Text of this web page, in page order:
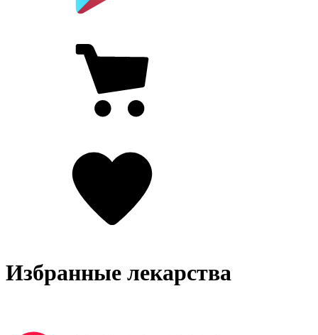
Избранные лекарства